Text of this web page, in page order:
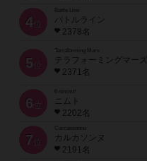
4位
Battle Line
バトルライン
2378名
5 位
Terraforming Mars
テラフォーミングマーズ
2371名
6 位
ニムト
2202名
7 位
Carcassonne
カルカソンヌ
2191名